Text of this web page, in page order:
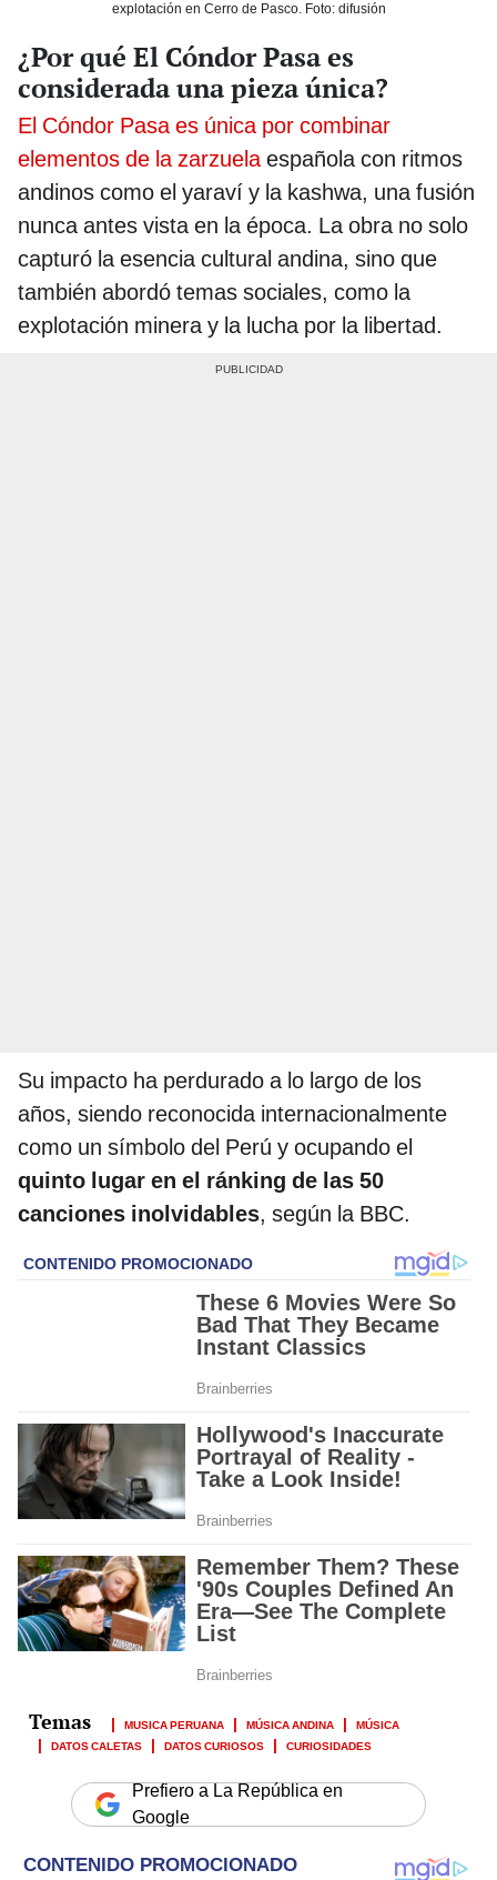
explotación en Cerro de Pasco. Foto: difusión
¿Por qué El Cóndor Pasa es
considerada una pieza única?
El Cóndor Pasa es única por combinar
elementos de la zarzuelaespañola con ritmos
andinos como el yaraví y la kashwa, una fusión
nunca antes vista en la época. La obra no solo
capturó la esencia cultural andina, sino que
también abordó temas sociales, como la
explotación minera y la lucha por la libertad.
Su impacto ha perdurado a lo largo de los
años, siendo reconocida internacionalmente
como un símbolo del Perú y ocupando el
quinto lugar en el ránking de las 50
canciones inolvidables, según la BBC.
MUSICA PERUANA MÚSICA ANDINA
MÚSICA
DATOS CALETAS
DATOS CURIOSOS CURIOSIDADES
Prefiero a La República en
Google